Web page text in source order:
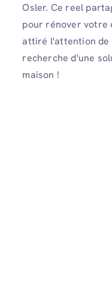
Osler. Ce reel
pour rénover votre
attiré l'attention de
recherche d'une
maison !